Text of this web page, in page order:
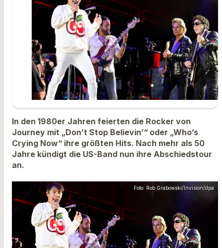
In den 1980er Jahren feierten die Rocker von
Journey mit „Don’t Stop Believin’“ oder „Who’s
Crying Now“ ihre größten Hits. Nach mehr als 50
Jahre kündigt die US-Band nun ihre Abschiedstour
an.
Foto: Rob Grabowski/Invision/dpa